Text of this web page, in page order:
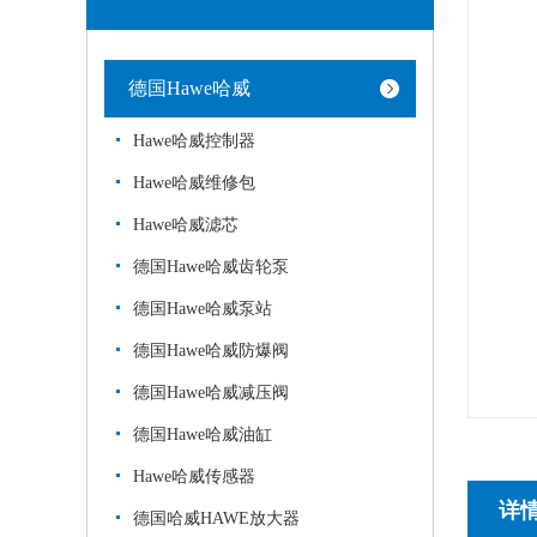
德国Hawe哈威
Hawe哈威控制器
Hawe哈威维修包
Hawe哈威滤芯
德国Hawe哈威齿轮泵
德国Hawe哈威泵站
德国Hawe哈威防爆阀
德国Hawe哈威减压阀
德国Hawe哈威油缸
Hawe哈威传感器
德国哈威HAWE放大器 详